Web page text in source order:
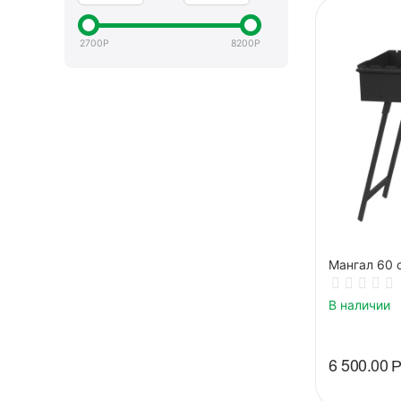
Мангал 60
В наличии
6 500.00Р
2700Р 8200Р